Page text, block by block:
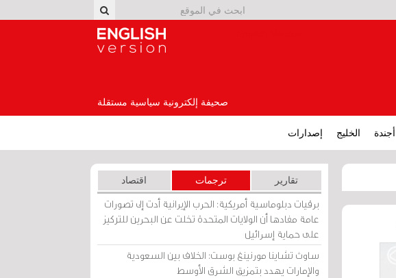
صحيفة إلكترونية سياسية مستقلة
أجندة الخليج إصدارات
تقارير ترجمات اقتصاد
برقيات دبلوماسية أمريكية: الحرب الإيرانية أدت إلى تصورات
عامة مفادها أن الولايات المتحدة تخلت عن البحرين للتركيز
على حماية إسرائيل
ساوث تشاينا مورنينغ بوست: الخلاف بين السعودية
والإمارات يهدد بتمزيق الشرق الأوسط